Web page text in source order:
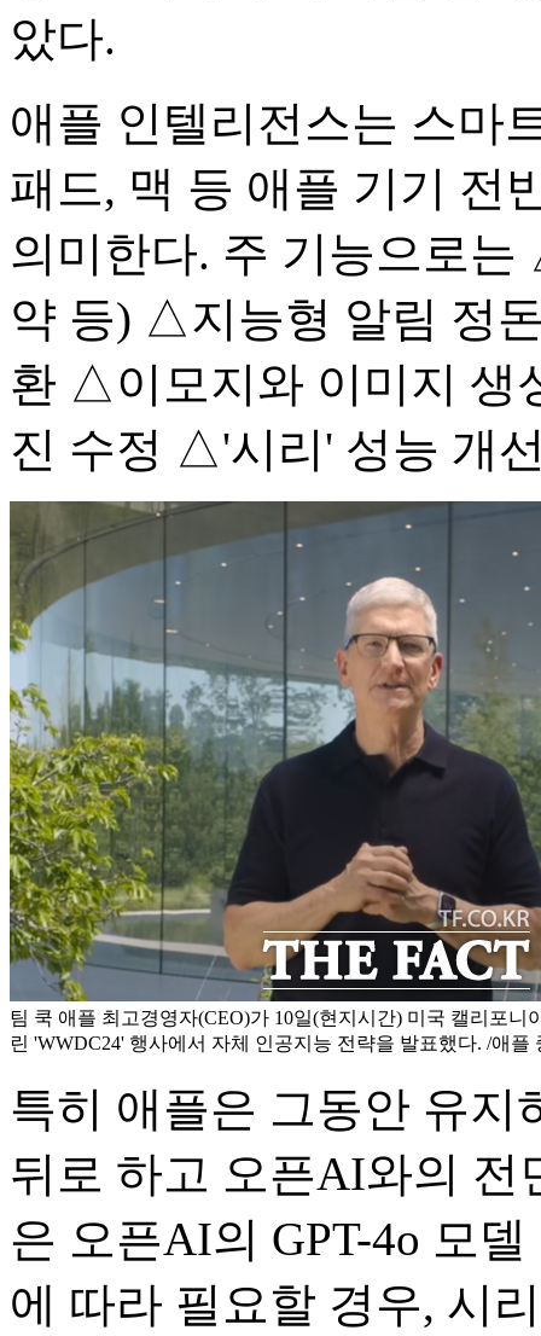
았다.
애플 인텔리전스는 스마
패드, 맥 등 애플 기기 전
의미한다. 주 기능으로
약 등) △지능형 알림 정
환 △이모지와 이미지
진 수정 △'시리' 성능 개
팀 쿡 애플 최고경영자(CEO)가 10일(현지시간) 미국 캘리포니
린 'WWDC24' 행사에서 자체 인공지능 전략을 발표했다. /애플
특히 애플은 그동안 유지
뒤로 하고 오픈AI와의 전
은 오픈AI의 GPT-4o 모
에 따라 필요할 경우, 시